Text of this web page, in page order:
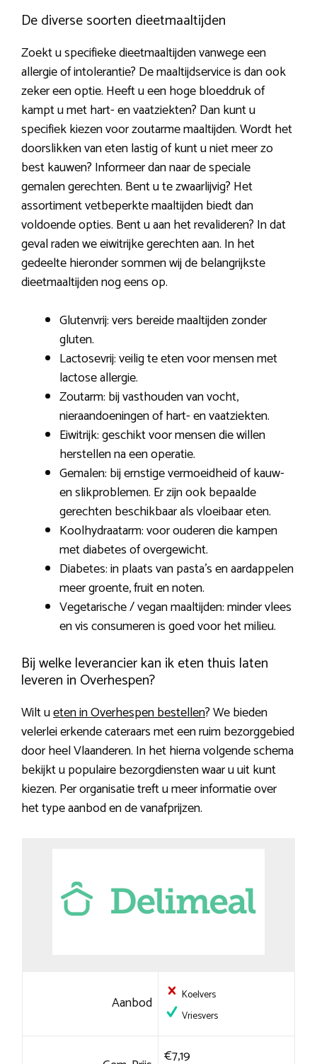
De diverse soorten dieetmaaltijden
Zoekt u specifieke dieetmaaltijden vanwege een
allergie of intolerantie? De maaltijdservice is dan ook
zeker een optie. Heeft u een hoge bloeddruk of
kampt u met hart- en vaatziekten? Dan kunt u
specifiek kiezen voor zoutarme maaltijden. Wordt het
doorslikken van eten lastig of kunt u niet meer zo
best kauwen? Informeer dan naar de speciale
gemalen gerechten. Bent u te zwaarlijvig? Het
assortiment vetbeperkte maaltijden biedt dan
voldoende opties. Bent u aan het revalideren? In dat
geval raden we eiwitrijke gerechten aan. In het
gedeelte hieronder sommen wij de belangrijkste
dieetmaaltijden nog eens op.
Glutenvrij: vers bereide maaltijden zonder
gluten.
Lactosevrij: veilig te eten voor mensen met
lactose allergie.
Zoutarm: bij vasthouden van vocht,
nieraandoeningen of hart- en vaatziekten.
Eiwitrijk: geschikt voor mensen die willen
herstellen na een operatie.
Gemalen: bij ernstige vermoeidheid of kauw-
en slikproblemen. Er zijn ook bepaalde
gerechten beschikbaar als vloeibaar eten.
Koolhydraatarm: voor ouderen die kampen
met diabetes of overgewicht.
Diabetes: in plaats van pasta’s en aardappelen
meer groente, fruit en noten.
Vegetarische / vegan maaltijden: minder vlees
en vis consumeren is goed voor het milieu.
Bij welke leverancier kan ik eten thuis laten
leveren in Overhespen?
Wilt ueten in Overhespen bestellen? We bieden
velerlei erkende cateraars met een ruim bezorggebied
door heel Vlaanderen. In het hierna volgende schema
bekijkt u populaire bezorgdiensten waar u uit kunt
kiezen. Per organisatie treft u meer informatie over
het type aanbod en de vanafprijzen.
Aanbod
Koelvers
Vriesvers
€7,19